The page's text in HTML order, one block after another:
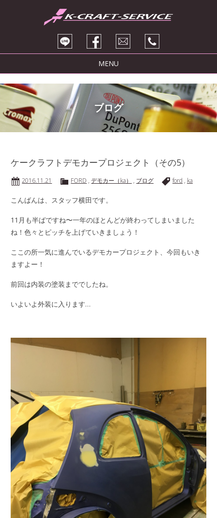
MENU
トピックス
サービス紹介
ブログ
会社紹介
お問い合わせ
ブログ
ケークラフトデモカープロジェクト（その5）
2016.11.21 FORD ,デモカー（ka） , ブログ ford , ka
こんばんは、スタッフ横田です。
11月も半ばですね〜一年のほとんどが終わってしまいました
ね！色々とピッチを上げていきましょう！
ここの所一気に進んでいるデモカープロジェクト、今回もいき
ますよー！
前回は内装の塗装まででしたね。
いよいよ外装に入ります…